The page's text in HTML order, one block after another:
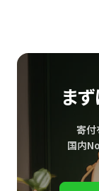
ま
寄付
国内